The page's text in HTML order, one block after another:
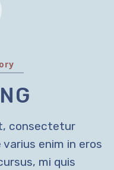
consectetur
enim in eros
mi quis